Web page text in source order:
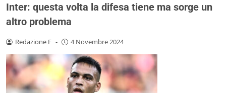
Inter: questa volta la difesa tiene ma sorge un
altro problema
Redazione F - 4 Novembre 2024